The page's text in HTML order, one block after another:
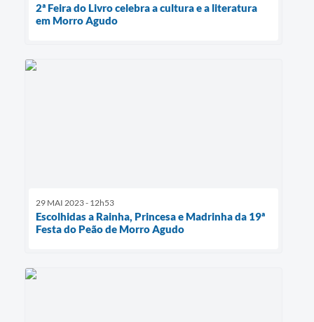
2ª Feira do Livro celebra a cultura e a literatura
em Morro Agudo
29 MAI 2023 - 12h53
Escolhidas a Rainha, Princesa e Madrinha da 19ª
Festa do Peão de Morro Agudo